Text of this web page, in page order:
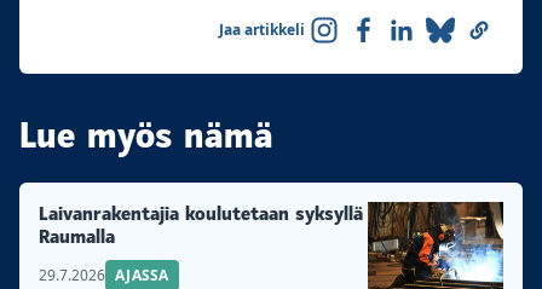
Jaa artikkeli
Lue myös nämä
Laivanrakentajia koulutetaan syksyllä
Raumalla
29.7.2026 AJASSA